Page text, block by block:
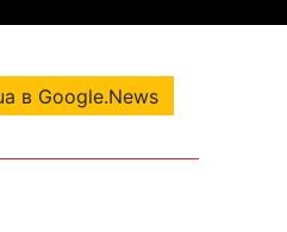
в Google.News